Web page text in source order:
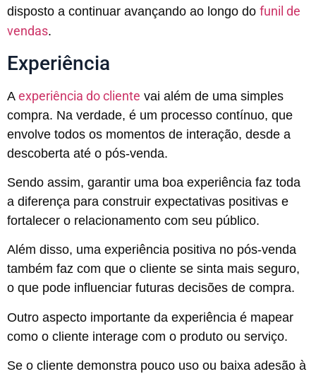
disposto a continuar avançando ao longo do funil de
vendas.
Experiência
A experiência do cliente vai além de uma simples
compra. Na verdade, é um processo contínuo, que
envolve todos os momentos de interação, desde a
descoberta até o pós-venda.
Sendo assim, garantir uma boa experiência faz toda
a diferença para construir expectativas positivas e
fortalecer o relacionamento com seu público.
Além disso, uma experiência positiva no pós-venda
também faz com que o cliente se sinta mais seguro,
o que pode influenciar futuras decisões de compra.
Outro aspecto importante da experiência é mapear
como o cliente interage com o produto ou serviço.
Se o cliente demonstra pouco uso ou baixa adesão à